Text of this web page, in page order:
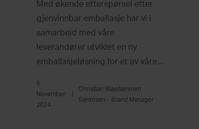
Med økende etterspørsel etter
gjenvinnbar emballasje har vi i
samarbeid med våre
leverandører utviklet en ny
emballasjeløsning for et av våre...
6.
November
2024
|
Christian Blaadammen
Sørensen - Brand Manager